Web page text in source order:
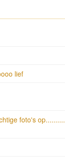
lief
foto's op..........